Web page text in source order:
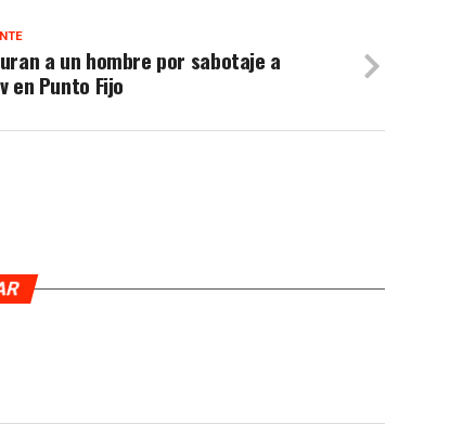
a un hombre por sabotaje a
en Punto Fijo